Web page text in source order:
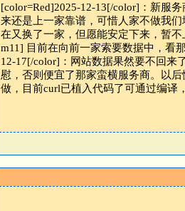
[color=Red]2025-12-13[/color]：新服
来还是上一家靠谱，可惜人家不做我
在又换了一家，但愿能安定下来，暂
m11] 目前在向前一家索要数据中，看
12-17[/color]：网站数据果然要不回来
慰，否则便宜了那家蛮横服务商。以
做，目前curl已植入代码了可通过编译